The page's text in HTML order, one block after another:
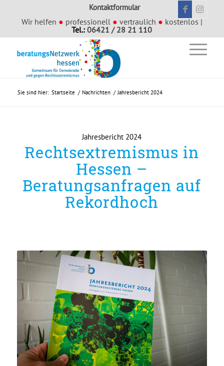
Kontaktformular
Wir helfen ● professionell ● vertraulich ● kostenlos |
Tel.:06421 / 28 21 110
Sie sind hier: Startseite / Nachrichten / Jahresbericht 2024
Jahresbericht 2024
Rechtsextremismus in
Hessen –
Beratungsanfragen auf
Rekordhoch